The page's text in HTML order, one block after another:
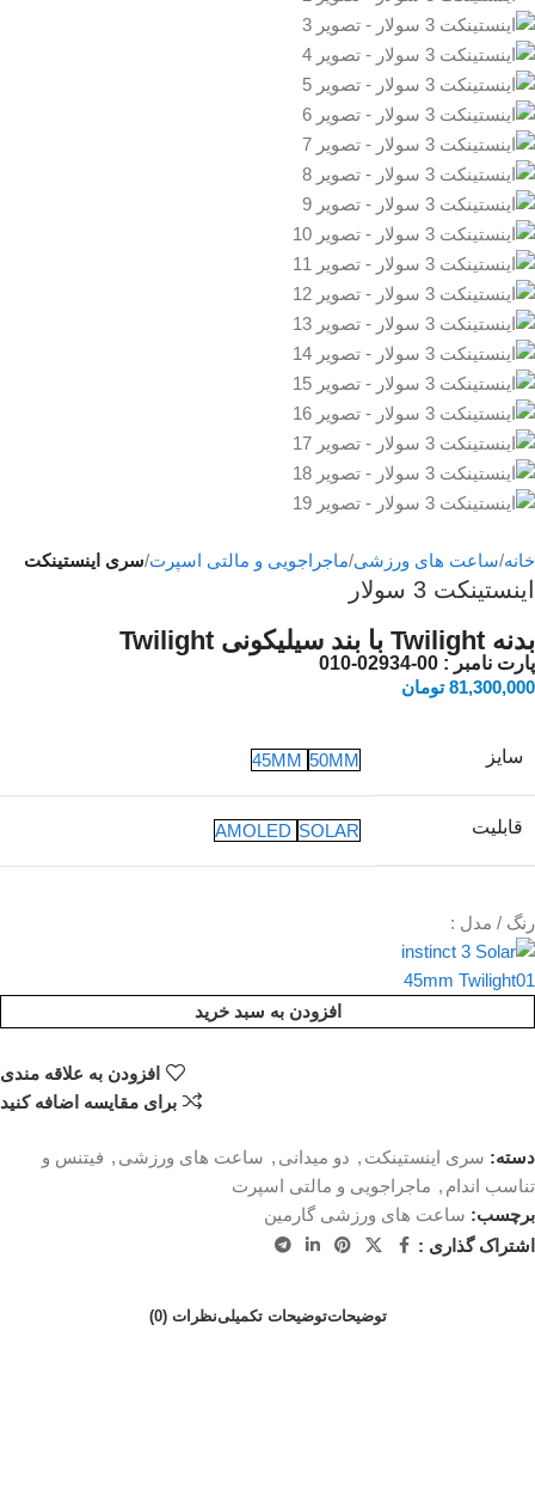
خانه ساعت های ورزشی ماجراجویی و مالتی اسپرت سری اینستینکت
اینستینکت 3 سولار
بدنه Twilight با بند سیلیکونی Twilight
پارت نامبر : 00-02934-010
81,300,000 تومان
سایز 45MM 50MM
قابلیت AMOLED SOLAR
رنگ / مدل :
افزودن به سبد خرید
افزودن به علاقه مندی
برای مقایسه اضافه کنید
دسته: سری اینستینکت , دو میدانی , ساعت های ورزشی , فیتنس و
تناسب اندام , ماجراجویی و مالتی اسپرت
برچسب: ساعت های ورزشی گارمین
اشتراک گذاری :
توضیحاتتوضیحات تکمیلینظرات (0)